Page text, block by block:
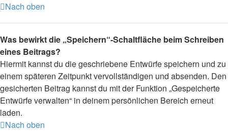
Nach oben
Was bewirkt die „Speichern“-Schaltfläche beim Schreiben
eines Beitrags?
Hiermit kannst du die geschriebene Entwürfe speichern und zu
einem späteren Zeitpunkt vervollständigen und absenden. Den
gesicherten Beitrag kannst du mit der Funktion „Gespeicherte
Entwürfe verwalten“ in deinem persönlichen Bereich erneut
laden.
Nach oben